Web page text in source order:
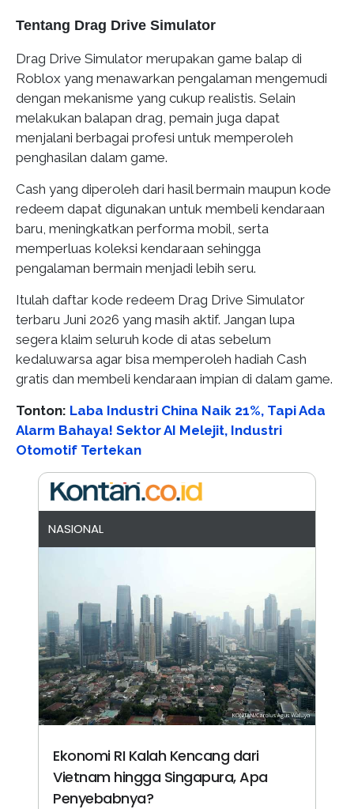
Tentang Drag Drive Simulator
Drag Drive Simulator merupakan game balap di
Roblox yang menawarkan pengalaman mengemudi
dengan mekanisme yang cukup realistis. Selain
melakukan balapan drag, pemain juga dapat
menjalani berbagai profesi untuk memperoleh
penghasilan dalam game.
Cash yang diperoleh dari hasil bermain maupun kode
redeem dapat digunakan untuk membeli kendaraan
baru, meningkatkan performa mobil, serta
memperluas koleksi kendaraan sehingga
pengalaman bermain menjadi lebih seru.
Itulah daftar kode redeem Drag Drive Simulator
terbaru Juni 2026 yang masih aktif. Jangan lupa
segera klaim seluruh kode di atas sebelum
kedaluwarsa agar bisa memperoleh hadiah Cash
gratis dan membeli kendaraan impian di dalam game.
Tonton: Laba Industri China Naik 21%, Tapi Ada
Alarm Bahaya! Sektor AI Melejit, Industri
Otomotif Tertekan
NASIONAL
Ekonomi RI Kalah Kencang dari
Vietnam hingga Singapura, Apa
Penyebabnya?